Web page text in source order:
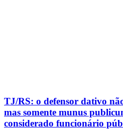
TJ/RS: o defensor dativo
mas somente munus
considerado funcionário